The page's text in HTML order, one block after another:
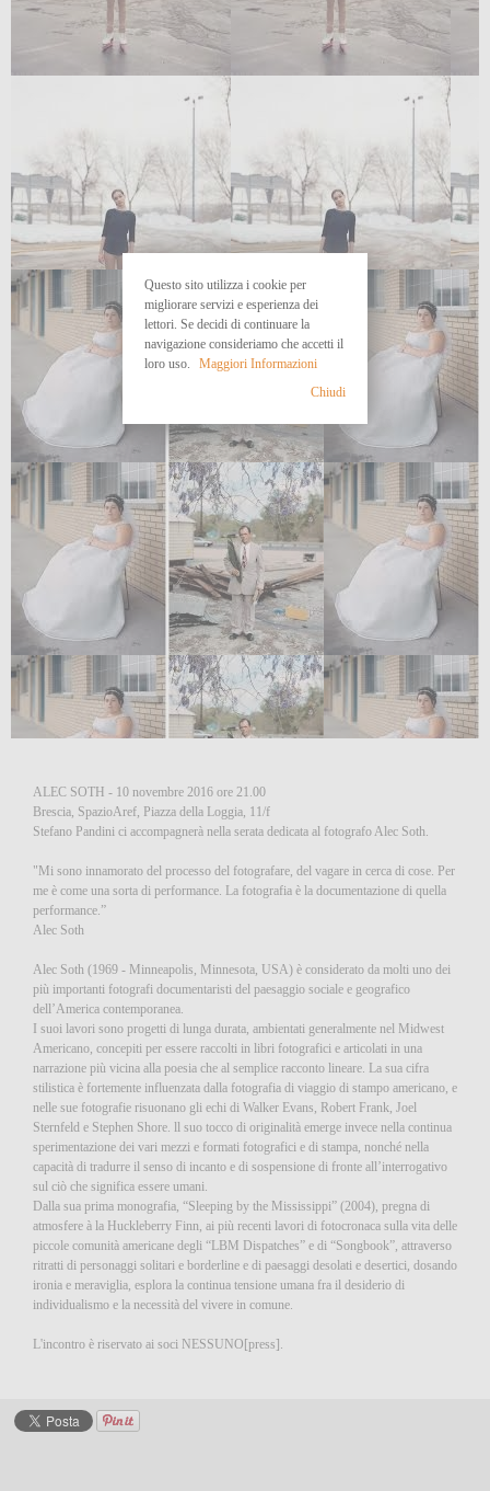
ALEC SOTH - 10 novembre 2016 ore 21.00
Brescia, SpazioAref, Piazza della Loggia, 11/f
Stefano Pandini ci accompagnerà nella serata dedicata al fotografo Alec Soth.
"Mi sono innamorato del processo del fotografare, del vagare in cerca di cose. Per
me è come una sorta di performance. La fotografia è la documentazione di quella
performance.”
Alec Soth
Alec Soth (1969 - Minneapolis, Minnesota, USA) è considerato da molti uno dei
più importanti fotografi documentaristi del paesaggio sociale e geografico
dell’America contemporanea.
I suoi lavori sono progetti di lunga durata, ambientati generalmente nel Midwest
Americano, concepiti per essere raccolti in libri fotografici e articolati in una
narrazione più vicina alla poesia che al semplice racconto lineare. La sua cifra
stilistica è fortemente influenzata dalla fotografia di viaggio di stampo americano, e
nelle sue fotografie risuonano gli echi di Walker Evans, Robert Frank, Joel
Sternfeld e Stephen Shore. ll suo tocco di originalità emerge invece nella continua
sperimentazione dei vari mezzi e formati fotografici e di stampa, nonché nella
capacità di tradurre il senso di incanto e di sospensione di fronte all’interrogativo
sul ciò che significa essere umani.
Dalla sua prima monografia, “Sleeping by the Mississippi” (2004), pregna di
atmosfere à la Huckleberry Finn, ai più recenti lavori di fotocronaca sulla vita delle
piccole comunità americane degli “LBM Dispatches” e di “Songbook”, attraverso
ritratti di personaggi solitari e borderline e di paesaggi desolati e desertici, dosando
ironia e meraviglia, esplora la continua tensione umana fra il desiderio di
individualismo e la necessità del vivere in comune.
L'incontro è riservato ai soci NESSUNO[press].
Questo sito utilizza i cookie per
migliorare servizi e esperienza dei
lettori. Se decidi di continuare la
navigazione consideriamo che accetti il
loro uso.
Maggiori Informazioni
Chiudi